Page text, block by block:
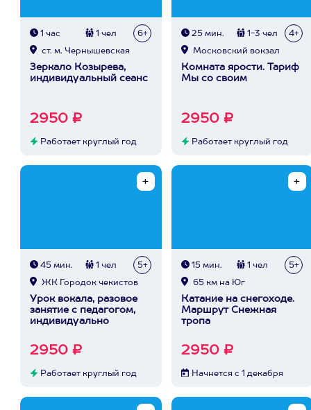
1 час 1 чел 6+
ст. м. Чернышевская
Зеркало Козырева,
индивидуальный сеанс
2950 ₽
Работает круглый год
25 мин. 1-3 чел 4+
Московский вокзал
Комната ярости. Тариф
Мы со своим
2950 ₽
Работает круглый год
45 мин. 1 чел 5+
ЖК Городок чекистов
Урок вокала, разовое
занятие с педагогом,
индивидуально
2950 ₽
Работает круглый год
15 мин. 1 чел 5+
65 км на Юг
Катание на снегоходе.
Маршрут Снежная
тропа
2950 ₽
Начнется с 1 декабря